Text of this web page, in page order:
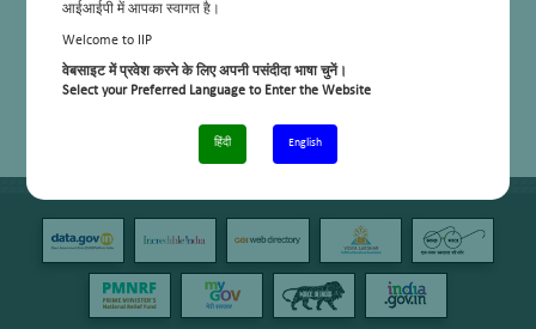
आईआईपी में आपका स्वागत है।
Welcome to IIP
वेबसाइट में प्रवेश करने के लिए अपनी पसंदीदा भाषा चुनें।
Select your Preferred Language to Enter the Website
हिंदी English